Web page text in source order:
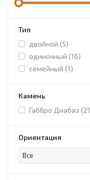
Тип
двойной (5)
одиночный (16)
семейный (1)
Камень
Габбро Диабаз (21
Ориентация
Все